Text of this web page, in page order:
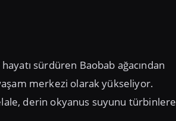
sürdüren Baobab ağacından
yaşam merkezi olarak yükseliyor.
derin okyanus suyunu türbinlere